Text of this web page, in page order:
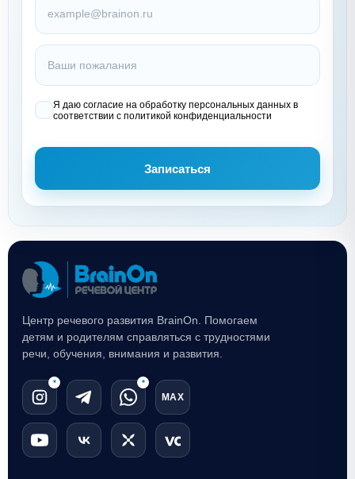
Я даю согласие на обработку персональных данных в
соответствии с политикой конфиденциальности
Записаться
Центр речевого развития BrainOn. Помогаем
детям и родителям справляться с трудностями
речи, обучения, внимания и развития.
* *
MAX